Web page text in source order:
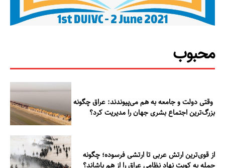
محبوب
وقتی دولت و جامعه به هم می‌پیوندند: عراق چگونه
بزرگ‌ترین اجتماع بشری جهان را مدیریت کرد؟
از قوی‌ترین ارتش عربی تا ارتشی فرسوده؛ چگونه